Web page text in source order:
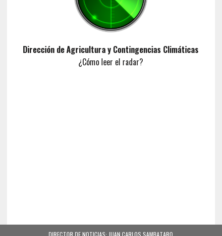
Dirección de Agricultura y Contingencias Climáticas
¿Cómo leer el radar?